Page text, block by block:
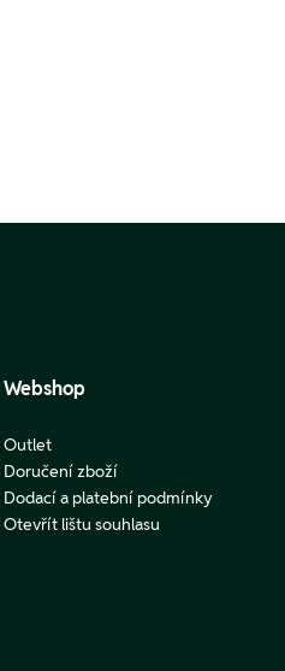
Webshop
Outlet
Doručení zboží
Dodací a platební podmínky
Otevřít lištu souhlasu